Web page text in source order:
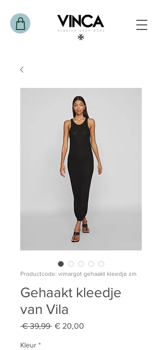
Productcode: vimargot gehaakt kleedje zm
Gehaakt kleedje
van Vila
€ 39,99 Normale
€ 20,00
Kleur *